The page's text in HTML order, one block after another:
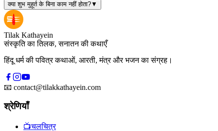
क्या शुभ मुहूर्त के बिना काम नहीं होता?▼
Tilak Kathayein
संस्कृति का तिलक, सनातन की कथाएँ
हिंदू धर्म की पवित्र कथाओं, आरती, मंत्र और भजन का संग्रह।
📧 contact@tilakkathayein.com
श्रेणियाँ
📺चलचित्र